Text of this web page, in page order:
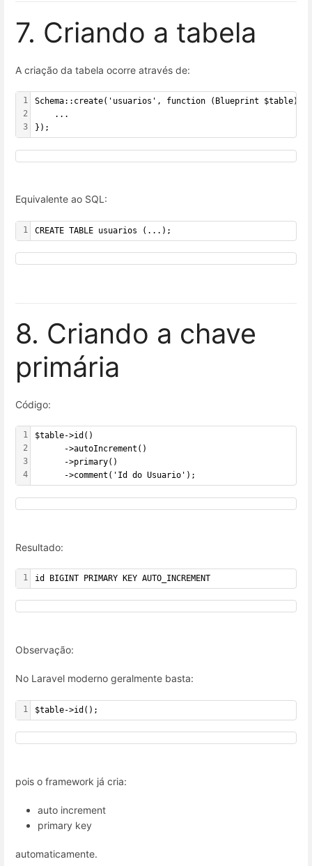
7. Criando a tabela
A criação da tabela ocorre através de:
1
2
3
Schema::create('usuarios', function (Blueprint $table) {
    ...
});
Equivalente ao SQL:
1 CREATE TABLE usuarios (...);
8. Criando a chave
primária
Código:
1
2
3
4
$table->id()
      ->autoIncrement()
      ->primary()
      ->comment('Id do Usuario');
Resultado:
1 id BIGINT PRIMARY KEY AUTO_INCREMENT
Observação:
No Laravel moderno geralmente basta:
1 $table->id();
pois o framework já cria:
auto increment
primary key
automaticamente.